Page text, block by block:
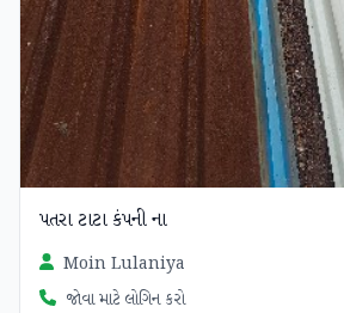
પતરા ટાટા કંપની ના
Moin Lulaniya
જોવા માટે લોગિન કરો